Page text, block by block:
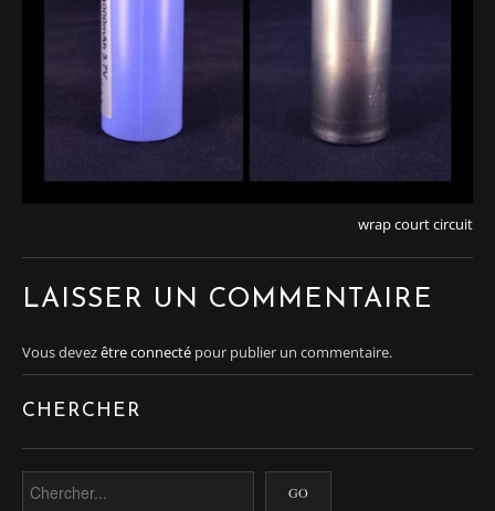
wrap court circuit
LAISSER UN COMMENTAIRE
Vous devezêtre connecté pour publier un commentaire.
CHERCHER